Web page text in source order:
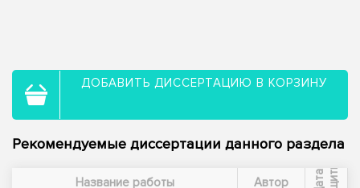
ДОБАВИТЬ ДИССЕРТАЦИЮ В КОРЗИНУ
Рекомендуемые диссертации данного раздела
Название работы Автор